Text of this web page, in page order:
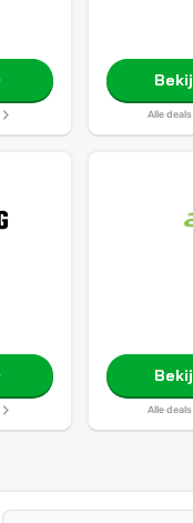
Alle
Alle